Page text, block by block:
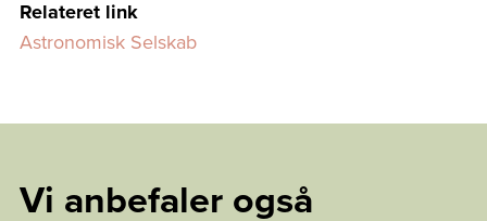
Relateret link
Astronomisk Selskab
Vi anbefaler også